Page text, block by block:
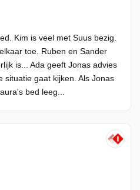
Kim is veel met Suus bezig.
toe. Ruben en Sander
is... Ada geeft Jonas advies
situatie gaat kijken. Als Jonas
bed leeg...